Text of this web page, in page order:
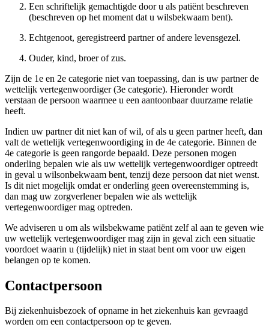
Een schriftelijk gemachtigde door u als patiënt beschreven
(beschreven op het moment dat u wilsbekwaam bent).
Echtgenoot, geregistreerd partner of andere levensgezel.
Ouder, kind, broer of zus.
Zijn de 1e en 2e categorie niet van toepassing, dan is uw partner de
wettelijk vertegenwoordiger (3e categorie). Hieronder wordt
verstaan de persoon waarmee u een aantoonbaar duurzame relatie
heeft.
Indien uw partner dit niet kan of wil, of als u geen partner heeft, dan
valt de wettelijk vertegenwoordiging in de 4e categorie. Binnen de
4e categorie is geen rangorde bepaald. Deze personen mogen
onderling bepalen wie als uw wettelijk vertegenwoordiger optreedt
in geval u wilsonbekwaam bent, tenzij deze persoon dat niet wenst.
Is dit niet mogelijk omdat er onderling geen overeenstemming is,
dan mag uw zorgverlener bepalen wie als wettelijk
vertegenwoordiger mag optreden.
We adviseren u om als wilsbekwame patiënt zelf al aan te geven wie
uw wettelijk vertegenwoordiger mag zijn in geval zich een situatie
voordoet waarin u (tijdelijk) niet in staat bent om voor uw eigen
belangen op te komen.
Contactpersoon
Bij ziekenhuisbezoek of opname in het ziekenhuis kan gevraagd
worden om een contactpersoon op te geven.